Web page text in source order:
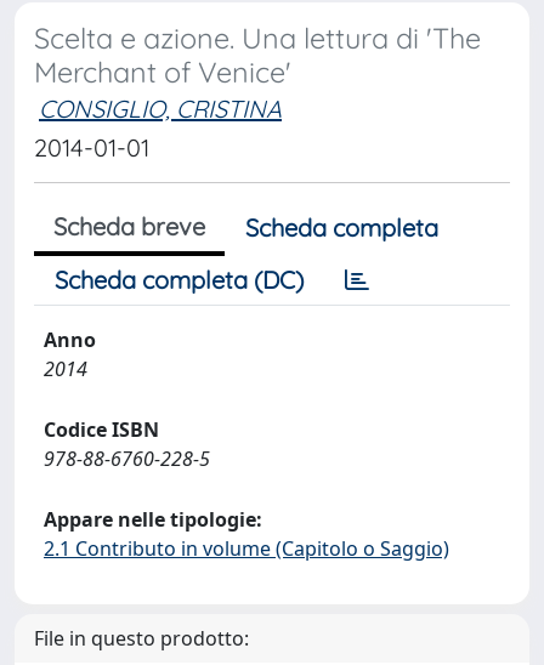
Scelta e azione. Una lettura di 'The
Merchant of Venice'
CONSIGLIO, CRISTINA
2014-01-01
Scheda breve
Scheda completa
Scheda completa (DC)
Anno
2014
Codice ISBN
978-88-6760-228-5
Appare nelle tipologie:
2.1 Contributo in volume (Capitolo o Saggio)
File in questo prodotto: